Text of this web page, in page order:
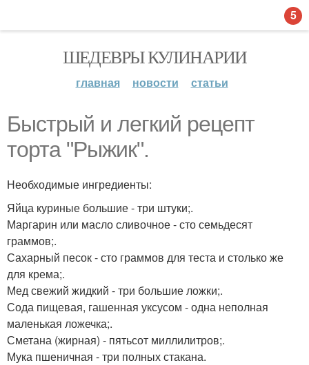
ШЕДЕВРЫ КУЛИНАРИИ
главная новости статьи
Быстрый и легкий рецепт
торта "Рыжик".
Необходимые ингредиенты:
Яйца куриные большие - три штуки;.
Маргарин или масло сливочное - сто семьдесят
граммов;.
Сахарный песок - сто граммов для теста и столько же
для крема;.
Мед свежий жидкий - три большие ложки;.
Сода пищевая, гашенная уксусом - одна неполная
маленькая ложечка;.
Сметана (жирная) - пятьсот миллилитров;.
Мука пшеничная - три полных стакана.
5